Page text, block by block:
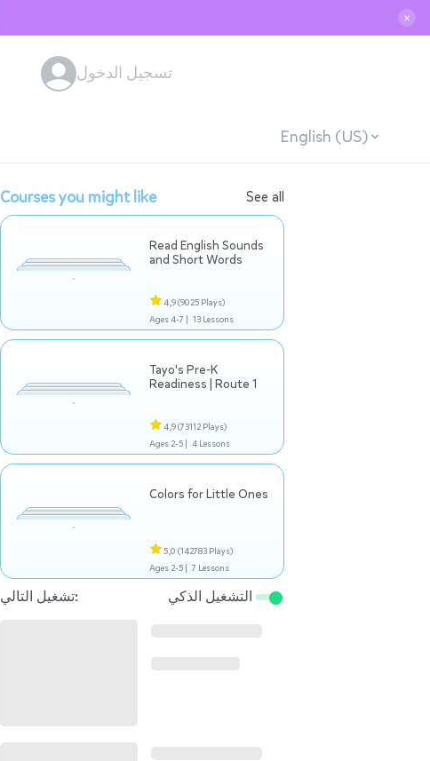
✕
تسجيل الدخول
English (US)
Courses you might like See all
Read English Sounds
and Short Words
4,9(9025 Plays)
Ages 4-7 | 13 Lessons
Tayo's Pre-K
Readiness | Route 1
4,9(73112 Plays)
Ages 2-5 | 4 Lessons
Colors for Little Ones
5,0 (142783 Plays)
Ages 2-5 | 7 Lessons
تشغيل التالي: